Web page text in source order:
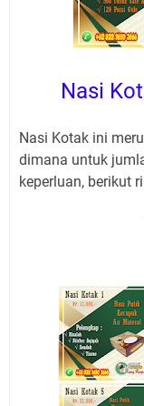
Nasi
Nasi Kotak ini
dimana untuk
keperluan, berikut